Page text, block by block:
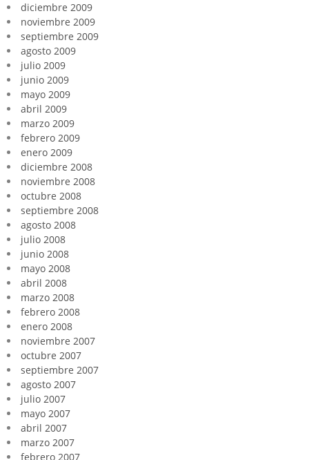
diciembre 2009
noviembre 2009
septiembre 2009
agosto 2009
julio 2009
junio 2009
mayo 2009
abril 2009
marzo 2009
febrero 2009
enero 2009
diciembre 2008
noviembre 2008
octubre 2008
septiembre 2008
agosto 2008
julio 2008
junio 2008
mayo 2008
abril 2008
marzo 2008
febrero 2008
enero 2008
noviembre 2007
octubre 2007
septiembre 2007
agosto 2007
julio 2007
mayo 2007
abril 2007
marzo 2007
febrero 2007